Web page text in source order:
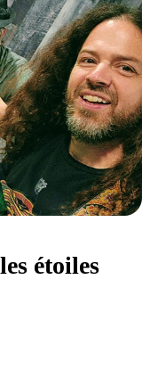
étoiles